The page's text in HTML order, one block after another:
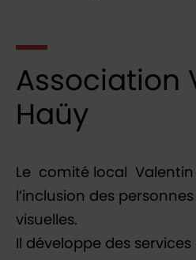
Association
Haüy
Le comité local
l’inclusion des
visuelles.
Il développe des